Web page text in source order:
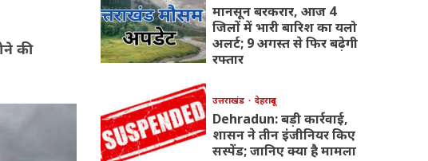
की
मानसून बरकरार, आज 4
जिलों में भारी बारिश का यलो
अलर्ट; 9 अगस्त से फिर बढ़ेगी
रफ्तार
उत्तराखंड देहरादून
Dehradun: बड़ी कार्रवाई,
शासन ने तीन इंजीनियर किए
सस्पेंड; जानिए क्या है मामला